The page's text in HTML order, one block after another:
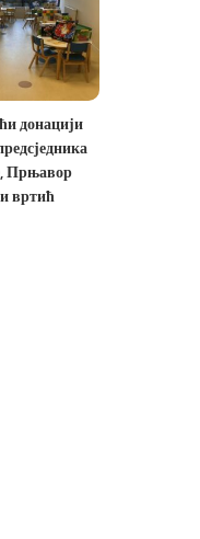
донацији
Прњавор
вртић